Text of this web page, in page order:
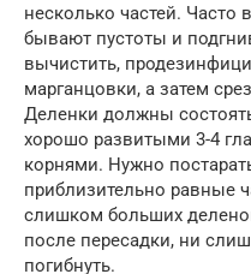
несколько частей. Часто
бывают пустоты и
вычистить,
марганцовки, а затем
Деленки должны
хорошо развитыми 3-4
корнями. Нужно
приблизительно равные
слишком больших
после пересадки, ни
погибнуть.